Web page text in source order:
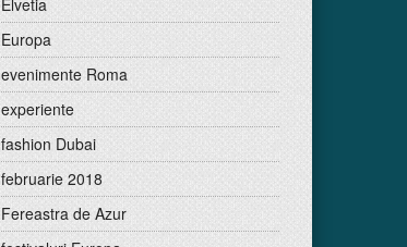
Elvetia
Europa
evenimente Roma
experiente
fashion Dubai
februarie 2018
Fereastra de Azur